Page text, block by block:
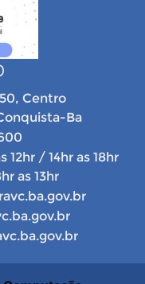
Centro
Ba
12hr / 14hr as 18hr
as 13hr